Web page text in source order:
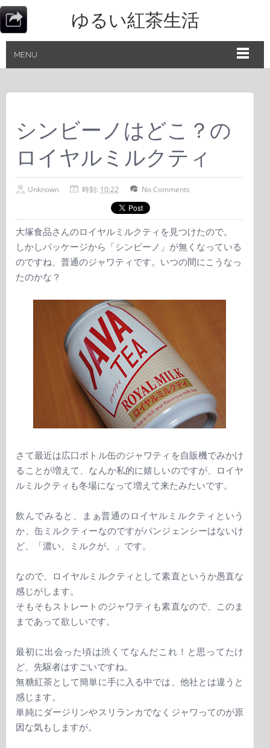
ゆるい紅茶生活
MENU
シンビーノはどこ？の
ロイヤルミルクティ
Unknown 時刻: 10:22 No Comments
大塚食品さんのロイヤルミルクティを見つけたので。
しかしパッケージから「シンビーノ」が無くなっている
のですね、普通のジャワティです。いつの間にこうなっ
たのかな？
さて最近は広口ボトル缶のジャワティを自販機でみかけ
ることが増えて、なんか私的に嬉しいのですが、ロイヤ
ルミルクティも冬場になって増えて来たみたいです。
飲んでみると、まぁ普通のロイヤルミルクティという
か、缶ミルクティーなのですがパンジェンシーはないけ
ど、「濃い、ミルクが。」です。
なので、ロイヤルミルクティとして素直というか愚直な
感じがします。
そもそもストレートのジャワティも素直なので、このま
まであって欲しいです。
最初に出会った頃は渋くてなんだこれ！と思ってたけ
ど、先駆者はすごいですね。
無糖紅茶として簡単に手に入る中では、他社とは違うと
感じます。
単純にダージリンやスリランカでなくジャワってのが原
因な気もしますが。